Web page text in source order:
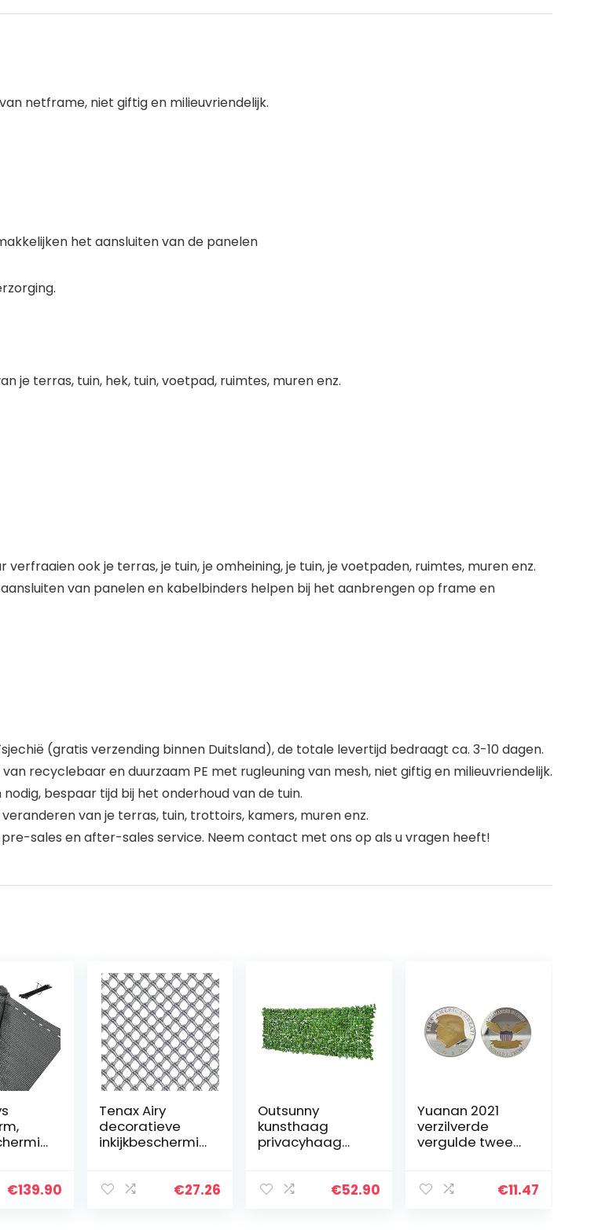
netframe, niet giftig en milieuvriendelijk.
het aansluiten van de panelen
je terras, tuin, hek, tuin, voetpad, ruimtes, muren enz.
ook je terras, je tuin, je omheining, je tuin, je voetpaden, ruimtes, muren enz.
van panelen en kabelbinders helpen bij het aanbrengen op frame en
(gratis verzending binnen Duitsland), de totale levertijd bedraagt ca. 3-10 dagen.
recyclebaar en duurzaam PE met rugleuning van mesh, niet giftig en milieuvriendelijk.
bespaar tijd bij het onderhoud van de tuin.
van je terras, tuin, trottoirs, kamers, muren enz.
sales en after-sales service. Neem contact met ons op als u vragen heeft!
€139.90
Tenax Airy
decoratieve
inkijkbeschermin
zilver
€27.26
Outsunny
kunsthaag
privacyhaag
wanddecoratie
€52.90
Yuanan 2021
verzilverde
vergulde twee
t goud en zilver
€11.47